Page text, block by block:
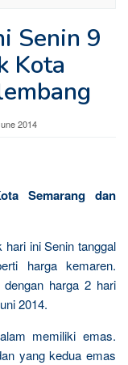
Senin 9
Kota
2014
Semarang dan
ini Senin tanggal
harga kemaren.
harga 2 hari
2014.
memiliki emas.
yang kedua emas